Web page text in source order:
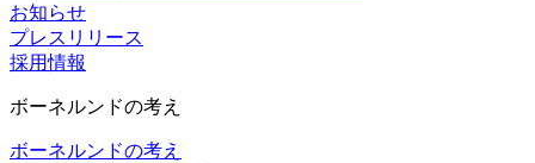
お知らせ
プレスリリース
採用情報
ボーネルンドの考え
ボーネルンドの考え